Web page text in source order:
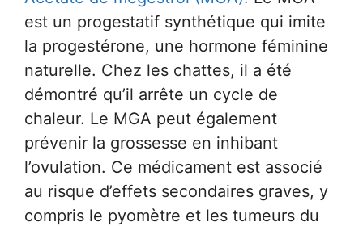
est un progestatif synthétique qui imite
la progestérone, une hormone féminine
naturelle. Chez les chattes, il a été
démontré qu’il arrête un cycle de
chaleur. Le MGA peut également
prévenir la grossesse en inhibant
l’ovulation. Ce médicament est associé
au risque d’effets secondaires graves, y
compris le pyomètre et les tumeurs du